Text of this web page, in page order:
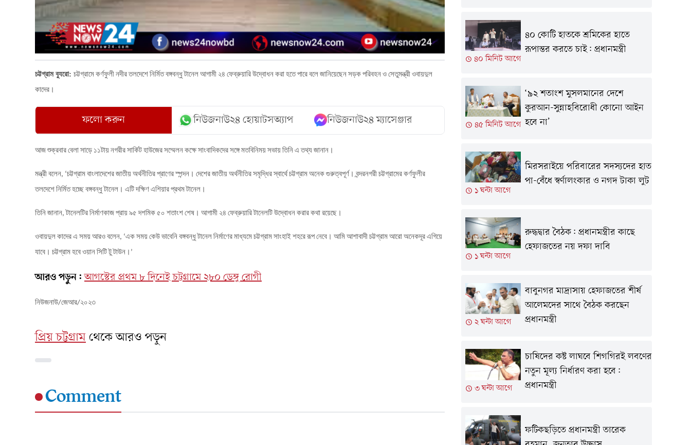
চট্টগ্রাম ব্যুরো: চট্টগ্রামেকর্ণফুলীনদীরতলদেশেনির্মিতবঙ্গবন্ধুটানেলআগামী ২৪ ফেব্রুয়ারিউদ্বোধনকরাহতেপারেবলেজানিয়েছেনসড়কপরিবহনওসেতুমন্ত্রীওবায়দুল
কাদের।
ফলো করুন নিউজনাউ২৪ হোয়াটসঅ্যাপ নিউজনাউ২৪ ম্যাসেঞ্জার
আজশুক্রবারবেলাসাড়ে ১১টায়নগরীরসার্কিটহাউজেরসম্মেলনকক্ষেসাংবাদিকদেরসঙ্গেমতবিনিময়সভায়তিনিএ তথ্যজানান।
মন্ত্রীবলেন, ‘চট্টগ্রামবাংলাদেশেরজাতীয়অর্থনীতিরপ্রাণেরস্পন্দন। দেশেরজাতীয়অর্থনীতিরসমৃদ্ধিরস্বার্থেচট্টগ্রামঅনেকগুরুত্বপূর্ণ। বন্দরনগরীচট্টগ্রামেরকর্ণফুলীর
তলদেশেনির্মিতহচ্ছেবঙ্গবন্ধুটানেল। এটিদক্ষিণএশিয়ারপ্রথমটানেল।
তিনিজানান, টানেলটিরনির্মাণকাজপ্রায়৯৫ দশমিক৫০ শতাংশশেষ। আগামী ২৪ ফেব্রুয়ারিটানেলটিউদ্বোধনকরারকথারয়েছে।
ওবায়দুলকাদেরএ সময়আরওবলেন, ‘একসময়কেউভাবেনিবঙ্গবন্ধুটানেলনির্মাণেরমাধ্যমেচট্টগ্রামসাংহাইশহরেরূপনেবে। আমিআশাবাদীচট্টগ্রামআরোঅনেকদূরএগিয়ে
যাবে। চট্টগ্রামহবেওয়ানসিটিটুটাউন। ’
আরও পড়ুন: আগস্টের প্রথম ৮ দিনেই চট্টগ্রামে ২৮০ ডেঙ্গু রোগী
নিউজনাউ/জেআর/২০২৩
প্রিয় চট্টগ্রামথেকে আরও পড়ুন
Comment
৪০ মিনিট আগে
৪০ কোটি হাতকে শ্রমিকের হাতে
রূপান্তর করতে চাই: প্রধানমন্ত্রী
৪৫ মিনিট আগে
‘৯২ শতাংশ মুসলমানের দেশে
কুরআন-সুন্নাহবিরোধী কোনো আইন
হবে না’
১ ঘন্টা আগে
মিরসরাইয়ে পরিবারের সদস্যদের হাত
পা-বেঁধে স্বর্ণালংকার ও নগদ টাকা লুট
১ ঘন্টা আগে
রুদ্ধদ্বার বৈঠক: প্রধানমন্ত্রীর কাছে
হেফাজতের নয় দফা দাবি
২ ঘন্টা আগে
বাবুনগর মাদ্রাসায় হেফাজতের শীর্ষ
আলেমদের সাথে বৈঠক করছেন
প্রধানমন্ত্রী
৩ ঘন্টা আগে
চাষিদের কষ্ট লাঘবে শিগগিরই লবণের
নতুন মূল্য নির্ধারণ করা হবে:
প্রধানমন্ত্রী
ফটিকছড়িতে প্রধানমন্ত্রী তারেক